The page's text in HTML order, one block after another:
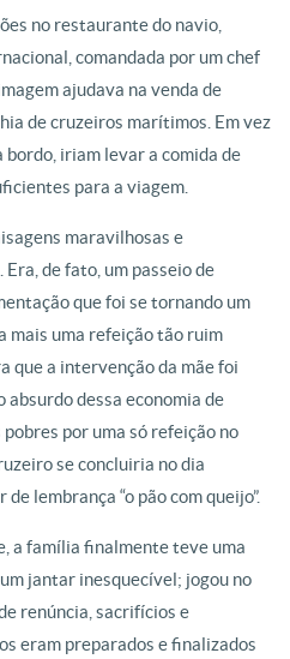
no restaurante do navio,
comandada por um chef
ajudava na venda de
de cruzeiros marítimos. Em vez
iriam levar a comida de
para a viagem.
maravilhosas e
de fato, um passeio de
que foi se tornando um
mais uma refeição tão ruim
que a intervenção da mãe foi
dessa economia de
por uma só refeição no
se concluiria no dia
lembrança “o pão com queijo”.
a família finalmente teve uma
jantar inesquecível; jogou no
renúncia, sacrifícios e
eram preparados e finalizados